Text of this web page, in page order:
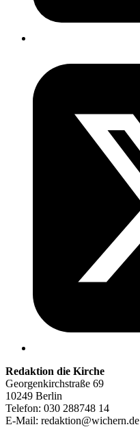
Redaktion die Kirche
Georgenkirchstraße 69
10249 Berlin
Telefon: 030 288748 14
E-Mail: redaktion@wichern.de